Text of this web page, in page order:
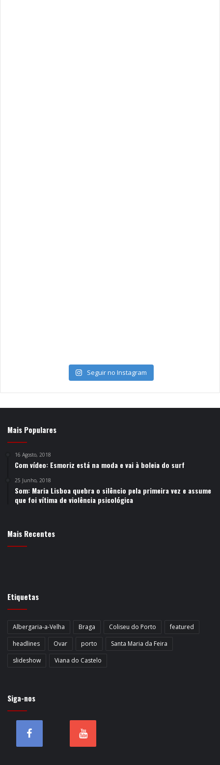
Seguir no Instagram
Mais Populares
16 Agosto, 2018
Com vídeo: Esmoriz está na moda e vai à boleia do surf
25 Junho, 2018
Som: Maria Lisboa quebra o silêncio pela primeira vez e assume
que foi vítima de violência psicológica
Mais Recentes
Etiquetas
Albergaria-a-Velha Braga Coliseu do Porto
featured
headlines
Ovar porto
Santa Maria da Feira
slideshow
Viana do Castelo
Siga-nos